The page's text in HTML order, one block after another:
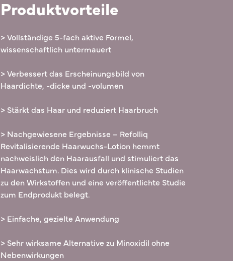
Produktvorteile
> Vollständige 5-fach aktive Formel,
wissenschaftlich untermauert
> Verbessert das Erscheinungsbild von
Haardichte, -dicke und -volumen
> Stärkt das Haar und reduziert Haarbruch
> Nachgewiesene Ergebnisse – Refolliq
Revitalisierende Haarwuchs-Lotion hemmt
nachweislich den Haarausfall und stimuliert das
Haarwachstum. Dies wird durch klinische Studien
zu den Wirkstoffen und eine veröffentlichte Studie
zum Endprodukt belegt.
> Einfache, gezielte Anwendung
> Sehr wirksame Alternative zu Minoxidil ohne
Nebenwirkungen